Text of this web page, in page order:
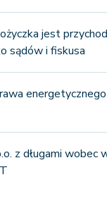
jest
sądów i fiskusa
z długami wobec